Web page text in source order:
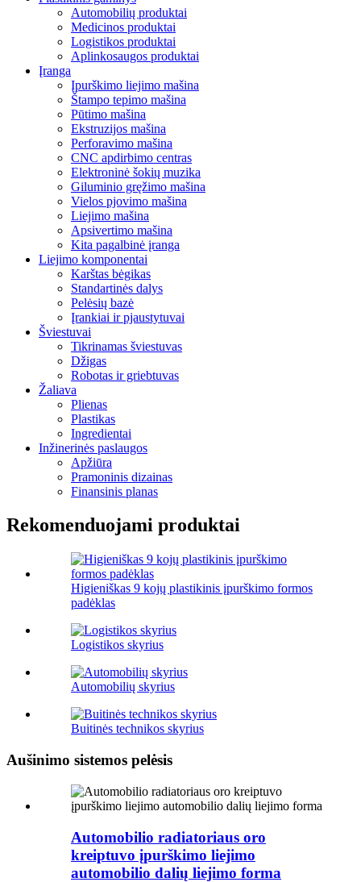
Automobilių produktai
Medicinos produktai
Logistikos produktai
Aplinkosaugos produktai
Įranga
Įpurškimo liejimo mašina
Štampo tepimo mašina
Pūtimo mašina
Ekstruzijos mašina
Perforavimo mašina
CNC apdirbimo centras
Elektroninė šokių muzika
Giluminio gręžimo mašina
Vielos pjovimo mašina
Liejimo mašina
Apsivertimo mašina
Kita pagalbinė įranga
Liejimo komponentai
Karštas bėgikas
Standartinės dalys
Pelėsių bazė
Įrankiai ir pjaustytuvai
Šviestuvai
Tikrinamas šviestuvas
Džigas
Robotas ir griebtuvas
Žaliava
Plienas
Plastikas
Ingredientai
Inžinerinės paslaugos
Apžiūra
Pramoninis dizainas
Finansinis planas
Rekomenduojami produktai
Higieniškas 9 kojų plastikinis įpurškimo formos
padėklas
Logistikos skyrius
Automobilių skyrius
Buitinės technikos skyrius
Aušinimo sistemos pelėsis
Automobilio radiatoriaus oro
kreiptuvo įpurškimo liejimo
automobilio dalių liejimo forma